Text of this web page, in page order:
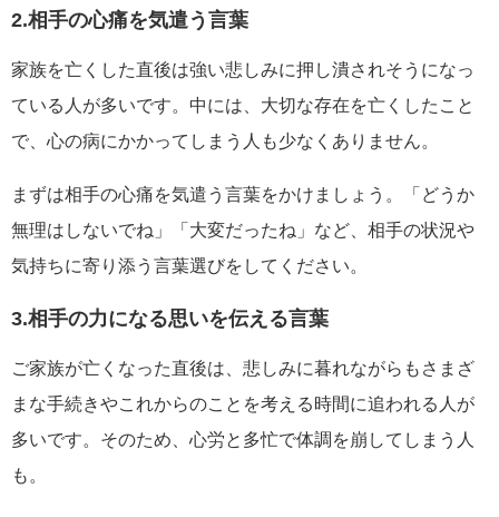
2.相手の心痛を気遣う言葉
家族を亡くした直後は強い悲しみに押し潰されそうになっ
ている人が多いです。中には、大切な存在を亡くしたこと
で、心の病にかかってしまう人も少なくありません。
まずは相手の心痛を気遣う言葉をかけましょう。「どうか
無理はしないでね」「大変だったね」など、相手の状況や
気持ちに寄り添う言葉選びをしてください。
3.相手の力になる思いを伝える言葉
ご家族が亡くなった直後は、悲しみに暮れながらもさまざ
まな手続きやこれからのことを考える時間に追われる人が
多いです。そのため、心労と多忙で体調を崩してしまう人
も。